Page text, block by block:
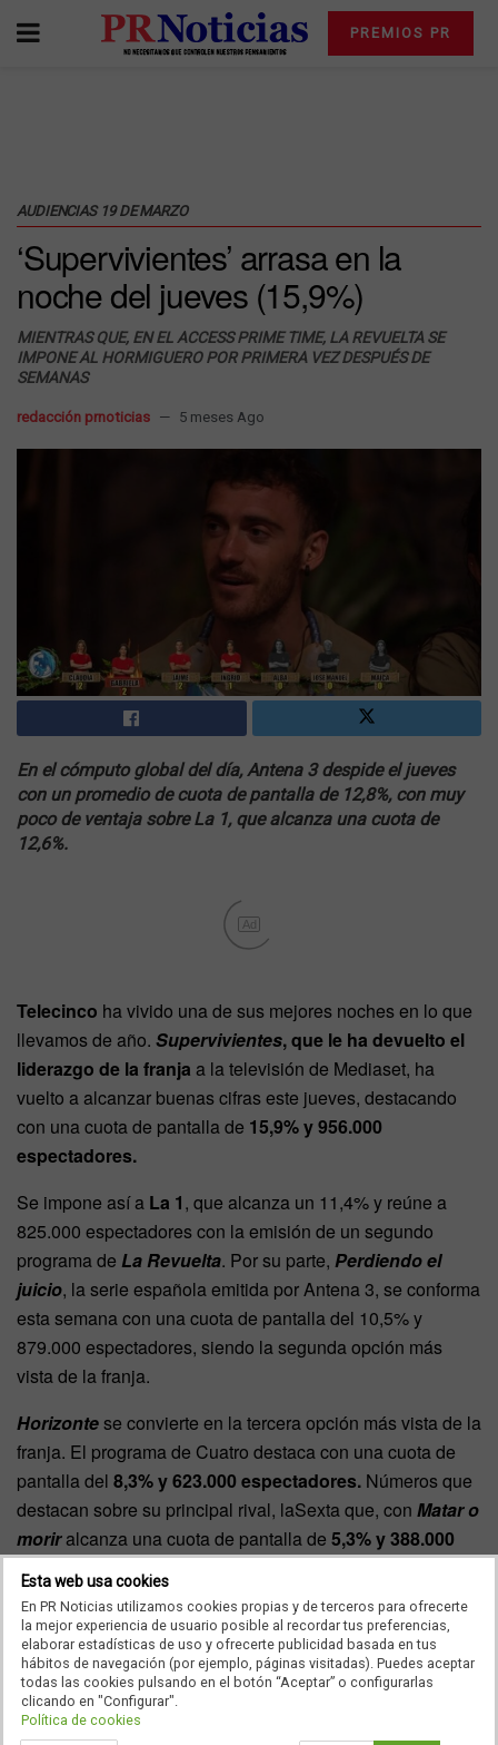
PREMIOS PR
AUDIENCIAS 19 DE MARZO
‘Supervivientes’ arrasa en la
noche del jueves (15,9%)
MIENTRAS QUE, EN EL ACCESS PRIME TIME, LA REVUELTA SE
IMPONE AL HORMIGUERO POR PRIMERA VEZ DESPUÉS DE
SEMANAS
redacción prnoticias 5 meses Ago
En el cómputo global del día, Antena 3 despide el jueves
con un promedio de cuota de pantalla de 12,8%, con muy
poco de ventaja sobre La 1, que alcanza una cuota de
12,6%.
Ad
Telecinco ha vivido una de sus mejores noches en lo que
llevamos de año. Supervivientes, que le ha devuelto el
liderazgo de la franja a la televisión de Mediaset, ha
vuelto a alcanzar buenas cifras este jueves, destacando
con una cuota de pantalla de 15,9% y 956.000
espectadores.
Se impone así a La 1, que alcanza un 11,4% y reúne a
825.000 espectadores con la emisión de un segundo
programa de La Revuelta. Por su parte, Perdiendo el
juicio, la serie española emitida por Antena 3, se conforma
esta semana con una cuota de pantalla del 10,5% y
879.000 espectadores, siendo la segunda opción más
vista de la franja.
Horizontese convierte en la tercera opción más vista de la
franja. El programa de Cuatro destaca con una cuota de
pantalla del 8,3% y 623.000 espectadores. Números que
destacan sobre su principal rival, laSexta que, con Matar o
moriralcanza una cuota de pantalla de 5,3% y 388.000
espectadores.
La Revuelta se impone al Hormiguero con la visita de Pedro
Almodobar
La Revueltase convierte en el programa más visto del
access prime time con una entrevista a Pedro Almodobar,
Esta web usa cookies
En PR Noticias utilizamos cookies propias y de terceros para ofrecerte
la mejor experiencia de usuario posible al recordar tus preferencias,
elaborar estadísticas de uso y ofrecerte publicidad basada en tus
hábitos de navegación (por ejemplo, páginas visitadas). Puedes aceptar
todas las cookies pulsando en el botón “Aceptar” o configurarlas
clicando en "Configurar".
Política de cookies